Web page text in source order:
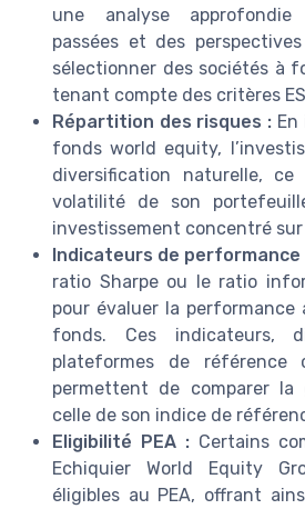
une analyse approfondie
passées et des
sélectionner des sociétés à
tenant compte des critères
Répartition des risques :
fonds world equity,
diversification naturelle,
volatilité de son
investissement concentré
Indicateurs de performance
ratio Sharpe ou le ratio
pour évaluer la
fonds. Ces indicateurs,
plateformes de référence
permettent de comparer
celle de son indice de
Eligibilité PEA : Certains
Echiquier World Equity
éligibles au PEA, offrant